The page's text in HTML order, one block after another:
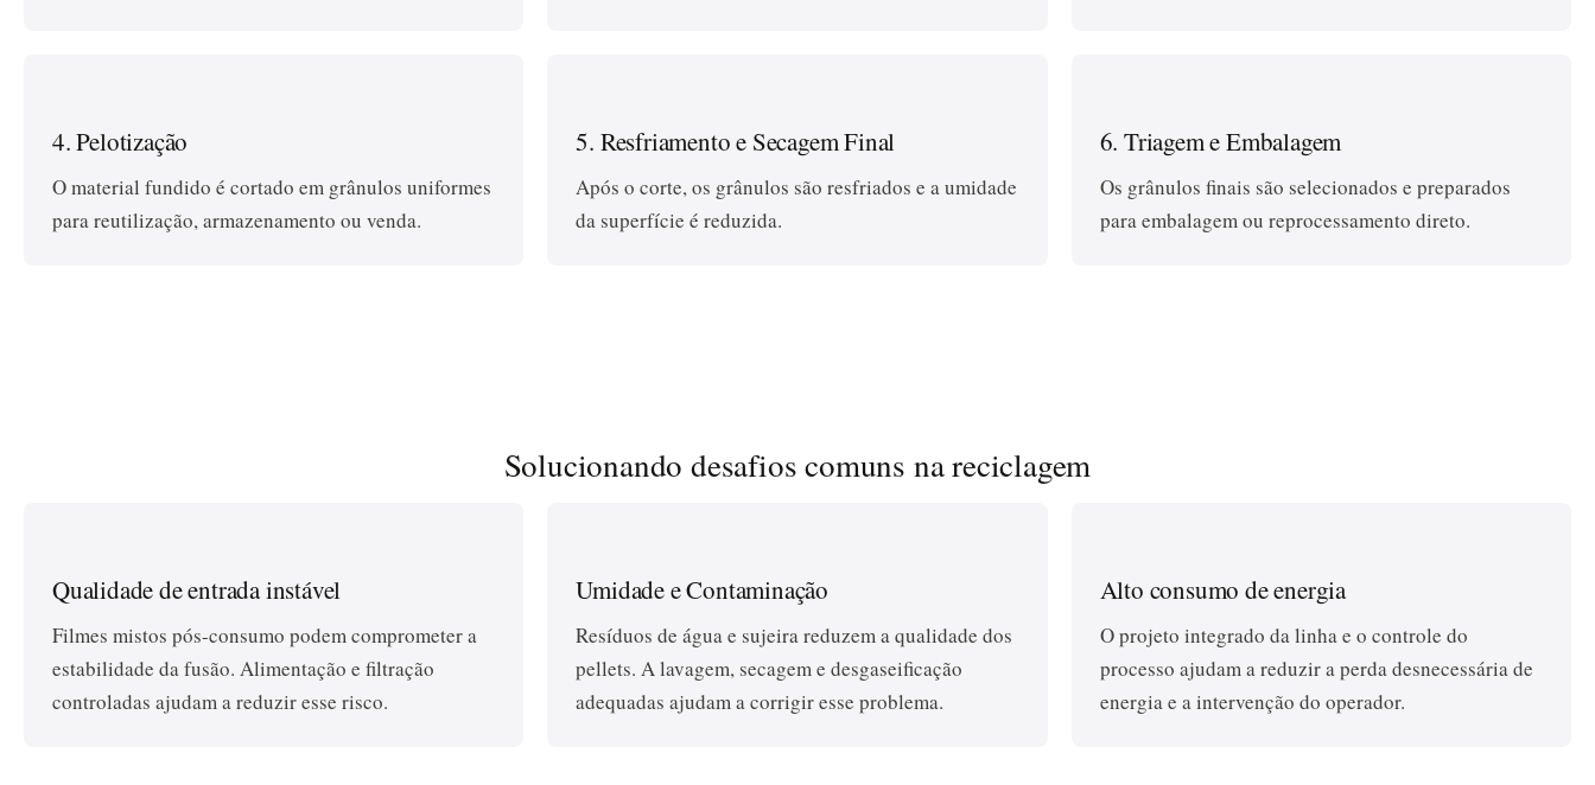
4. Pelotização
O material fundido é cortado em grânulos uniformes
para reutilização, armazenamento ou venda.
5. Resfriamento e Secagem Final
Após o corte, os grânulos são resfriados e a umidade
da superfície é reduzida.
6. Triagem e Embalagem
Os grânulos finais são selecionados e preparados
para embalagem ou reprocessamento direto.
Solucionando desafios comuns na reciclagem
Qualidade de entrada instável
Filmes mistos pós-consumo podem comprometer a
estabilidade da fusão. Alimentação e filtração
controladas ajudam a reduzir esse risco.
Umidade e Contaminação
Resíduos de água e sujeira reduzem a qualidade dos
pellets. A lavagem, secagem e desgaseificação
adequadas ajudam a corrigir esse problema.
Alto consumo de energia
O projeto integrado da linha e o controle do
processo ajudam a reduzir a perda desnecessária de
energia e a intervenção do operador.